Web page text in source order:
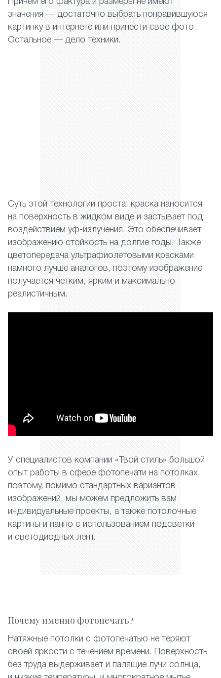
значения — достаточно выбрать понравившуюся
картинку в интернете или принести свое фото.
Остальное — дело техники.
Суть этой технологии проста: краска наносится
на поверхность в жидком виде и застывает под
воздействием уф-излучения. Это обеспечивает
изображению стойкость на долгие годы. Также
цветопередача ультрафиолетовыми красками
намного лучше аналогов, поэтому изображение
получается четким, ярким и максимально
реалистичным.
У специалистов компании «Твой стиль» большой
опыт работы в сфере фотопечати на потолках,
поэтому, помимо стандартных вариантов
изображений, мы можем предложить вам
индивидуальные проекты, а также потолочные
картины и панно с использованием подсветки
и светодиодных лент.
Почему именно фотопечать?
Натяжные потолки с фотопечатью не теряют
своей яркости с течением времени. Поверхность
без труда выдерживает и палящие лучи солнца,